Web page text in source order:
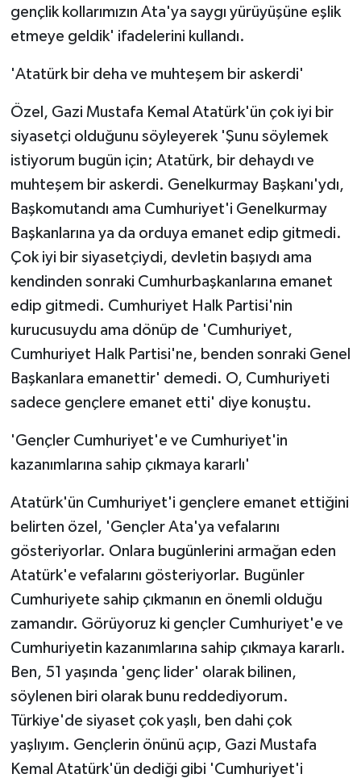
gençlik kollarımızın Ata'ya saygı yürüyüşüne eşlik
etmeye geldik' ifadelerini kullandı.
'Atatürk bir deha ve muhteşem bir askerdi'
Özel, Gazi Mustafa Kemal Atatürk'ün çok iyi bir
siyasetçi olduğunu söyleyerek 'Şunu söylemek
istiyorum bugün için; Atatürk, bir dehaydı ve
muhteşem bir askerdi. Genelkurmay Başkanı'ydı,
Başkomutandı ama Cumhuriyet'i Genelkurmay
Başkanlarına ya da orduya emanet edip gitmedi.
Çok iyi bir siyasetçiydi, devletin başıydı ama
kendinden sonraki Cumhurbaşkanlarına emanet
edip gitmedi. Cumhuriyet Halk Partisi'nin
kurucusuydu ama dönüp de 'Cumhuriyet,
Cumhuriyet Halk Partisi'ne, benden sonraki Genel
Başkanlara emanettir' demedi. O, Cumhuriyeti
sadece gençlere emanet etti' diye konuştu.
'Gençler Cumhuriyet'e ve Cumhuriyet'in
kazanımlarına sahip çıkmaya kararlı'
Atatürk'ün Cumhuriyet'i gençlere emanet ettiğini
belirten özel, 'Gençler Ata'ya vefalarını
gösteriyorlar. Onlara bugünlerini armağan eden
Atatürk'e vefalarını gösteriyorlar. Bugünler
Cumhuriyete sahip çıkmanın en önemli olduğu
zamandır. Görüyoruz ki gençler Cumhuriyet'e ve
Cumhuriyetin kazanımlarına sahip çıkmaya kararlı.
Ben, 51 yaşında 'genç lider' olarak bilinen,
söylenen biri olarak bunu reddediyorum.
Türkiye'de siyaset çok yaşlı, ben dahi çok
yaşlıyım. Gençlerin önünü açıp, Gazi Mustafa
Kemal Atatürk'ün dediği gibi 'Cumhuriyet'i
POLİTİKA
SPOR HABERLERİ
TEKNOLOJİ
ÜLKE GÜNDEMİ
YAŞAM
Yerel Haberler